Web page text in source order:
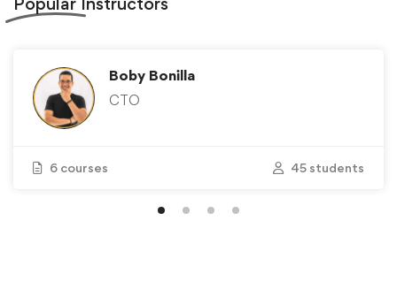
Boby Bonilla
CTO
6 courses 45 students